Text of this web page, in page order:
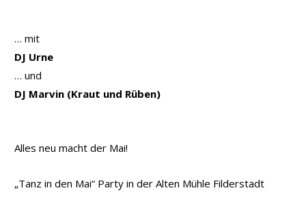
… mit
DJ Urne
… und
DJ Marvin (Kraut und Rüben)
Alles neu macht der Mai!
„Tanz in den Mai“ Party in der Alten Mühle Filderstadt